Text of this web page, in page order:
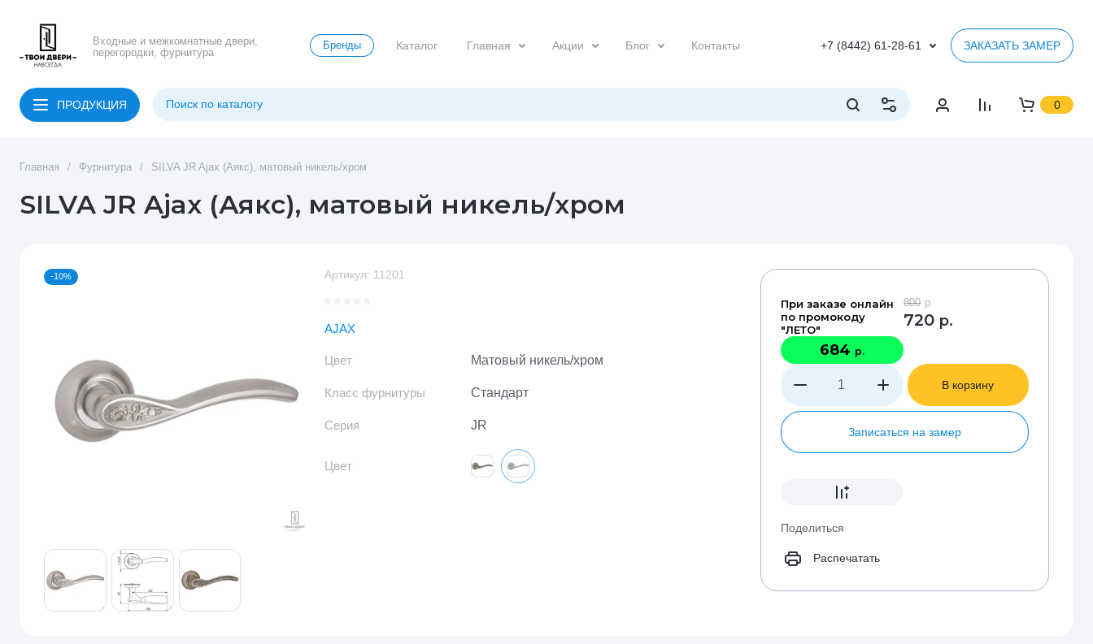
Входные и межкомнатные двери,
перегородки, фурнитура
Бренды Каталог Главная Акции Блог Контакты +7 (8442) 61-28-61 ЗАКАЗАТЬ ЗАМЕР
ПРОДУКЦИЯ 0
Главная / Фурнитура / SILVA JR Ajax (Аякс), матовый никель/хром
SILVA JR Ajax (Аякс), матовый никель/хром
-10% Артикул: 11201
AJAX
Цвет Матовый никель/хром
Класс фурнитуры Стандарт
Серия JR
Цвет
При заказе онлайн
по промокоду
"ЛЕТО"
684 р.
800 р.
720 р.
В корзину
Записаться на замер
Поделиться
Распечатать